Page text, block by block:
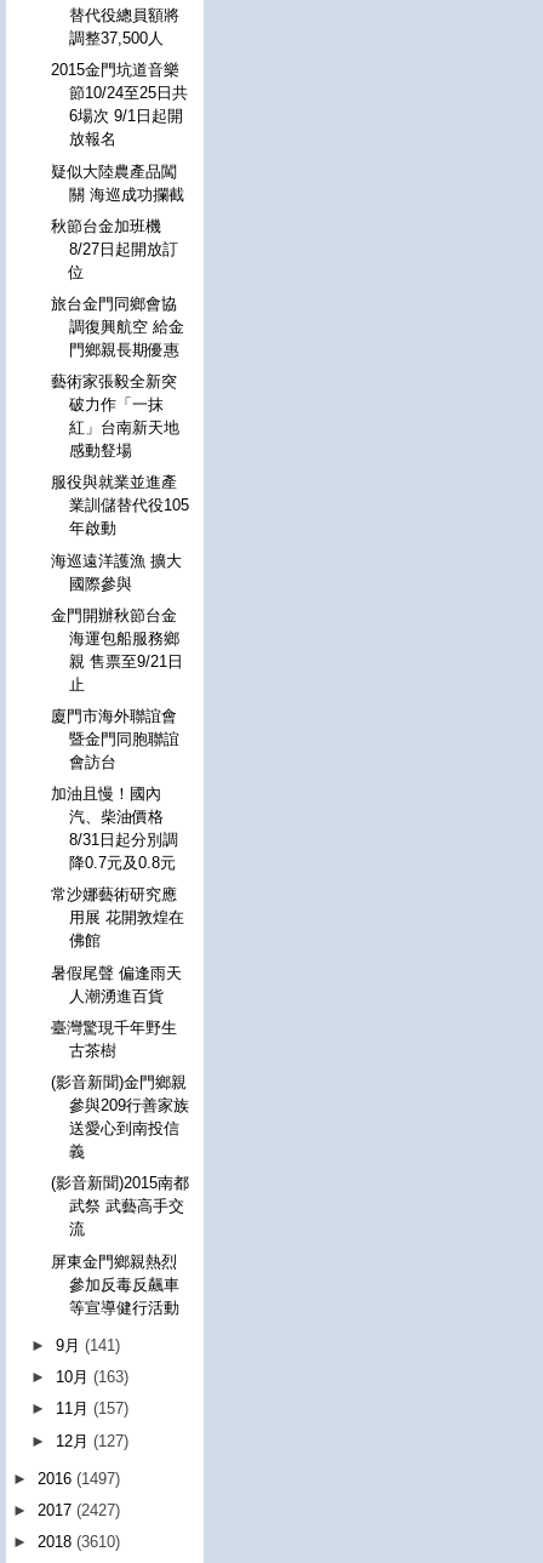
替代役總員額將
調整37,500人
2015金門坑道音樂
節10/24至25日共
6場次 9/1日起開
放報名
疑似大陸農產品闖
關 海巡成功攔截
秋節台金加班機
8/27日起開放訂
位
旅台金門同鄉會協
調復興航空 給金
門鄉親長期優惠
藝術家張毅全新突
破力作「一抹
紅」台南新天地
感動豋場
服役與就業並進產
業訓儲替代役105
年啟動
海巡遠洋護漁 擴大
國際參與
金門開辦秋節台金
海運包船服務鄉
親 售票至9/21日
止
廈門市海外聯誼會
暨金門同胞聯誼
會訪台
加油且慢！國內
汽、柴油價格
8/31日起分別調
降0.7元及0.8元
常沙娜藝術研究應
用展 花開敦煌在
佛館
暑假尾聲 偏逢雨天
人潮湧進百貨
臺灣驚現千年野生
古茶樹
(影音新聞)金門鄉親
參與209行善家族
送愛心到南投信
義
(影音新聞)2015南都
武祭 武藝高手交
流
屏東金門鄉親熱烈
參加反毒反飆車
等宣導健行活動
►9月(141)
► 10月(163)
► 11月(157)
► 12月(127)
► 2016 (1497)
► 2017 (2427)
► 2018 (3610)